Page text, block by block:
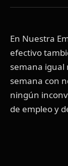
En Nuestra
efectivo
semana igual
semana con
ningún
de empleo y